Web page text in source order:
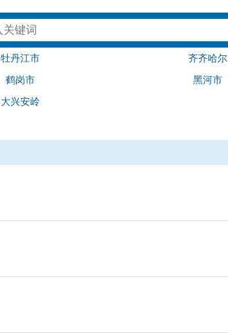
牡丹江市 齐齐哈尔
鹤岗市 黑河市
大兴安岭